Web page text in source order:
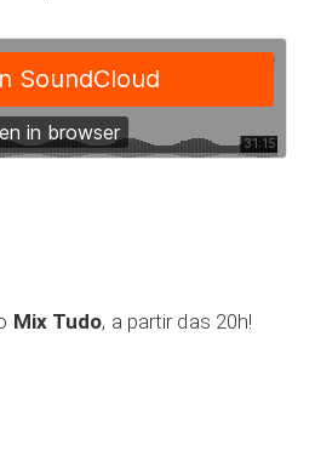
Mix Tudo, a partir das 20h!